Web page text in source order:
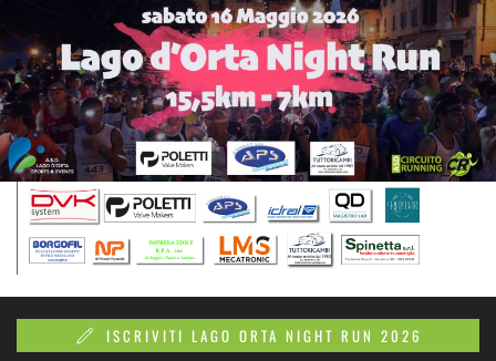
ISCRIVITI LAGO ORTA NIGHT RUN 2026